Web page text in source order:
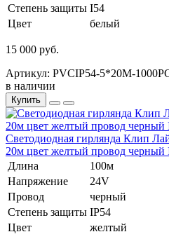
Степень защиты I54
Цвет
белый
15 000 руб.
Артикул: PVCIP54-5*20M-
в наличии
Купить
Светодиодная гирлянда Клип
20м цвет желтый провод черный
Длина
100м
Напряжение
24V
Провод
черный
Степень защиты IP54
Цвет
желтый